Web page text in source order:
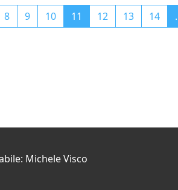
8 9 10 11 12 13 14
Michele Visco